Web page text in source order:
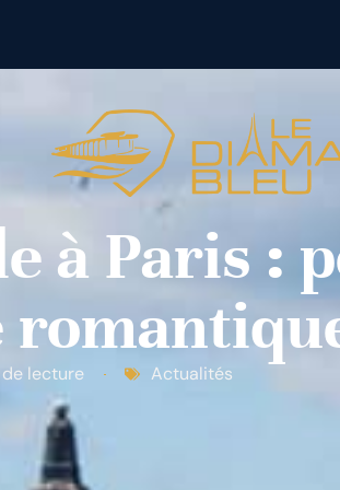
à Paris :
lecture Actualités